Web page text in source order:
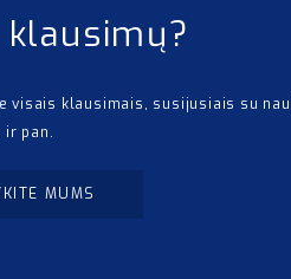
visais klausimais, susijusiais su
ir pan.
MUMS